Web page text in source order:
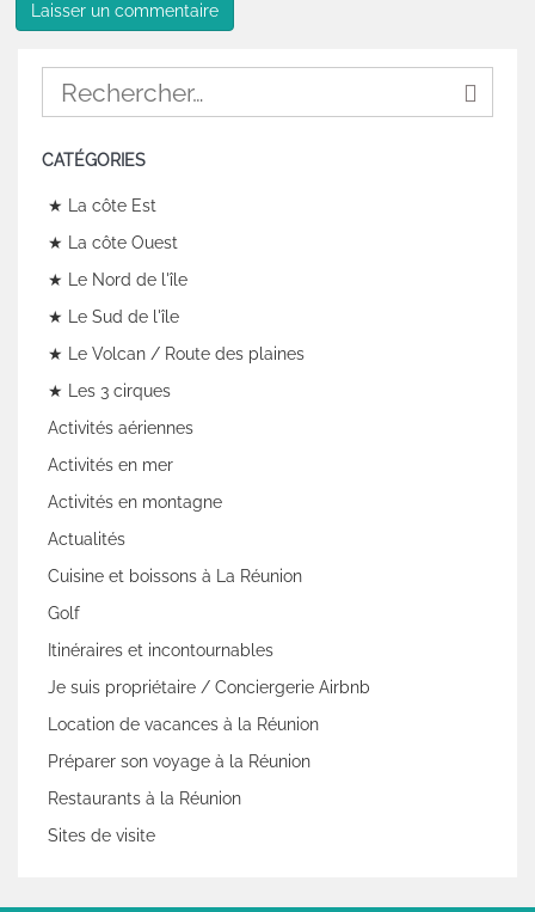
CATÉGORIES
★ La côte Est
★ La côte Ouest
★ Le Nord de l'île
★ Le Sud de l'île
★ Le Volcan / Route des plaines
★ Les 3 cirques
Activités aériennes
Activités en mer
Activités en montagne
Actualités
Cuisine et boissons à La Réunion
Golf
Itinéraires et incontournables
Je suis propriétaire / Conciergerie Airbnb
Location de vacances à la Réunion
Préparer son voyage à la Réunion
Restaurants à la Réunion
Sites de visite